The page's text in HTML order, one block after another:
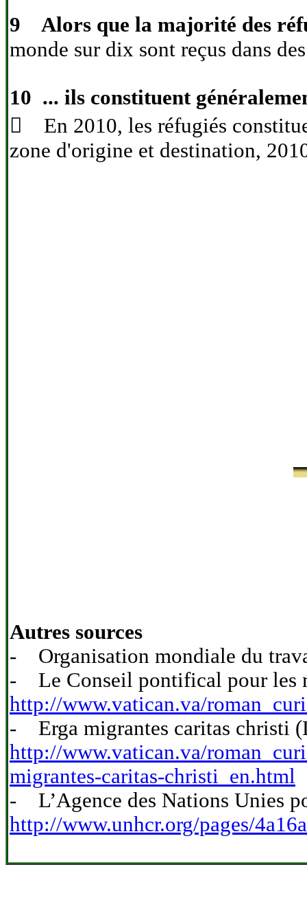
9 Alors que la majorité des
monde sur dix sont reçus dans
10 ... ils constituent
 En 2010, les réfugiés
zone d'origine et destination,
Autres sources
- Organisation mondiale du
- Le Conseil pontifical pour les
http://www.vatican.va/
- Erga migrantes caritas christi
http://www.vatican.va/
migrantes-caritas-christi_en.html
- L’Agence des Nations Unies
http://www.unhcr.org/pages/